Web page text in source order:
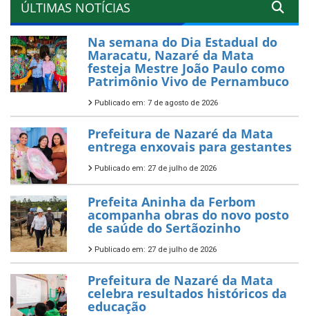
ÚLTIMAS NOTÍCIAS
Na semana do Dia Estadual do
Maracatu, Nazaré da Mata
festeja Mestre João Paulo como
Patrimônio Vivo de Pernambuco
Publicado em: 7 de agosto de 2026
Prefeitura de Nazaré da Mata
entrega enxovais para gestantes
Publicado em: 27 de julho de 2026
Prefeita Aninha da Ferbom
acompanha obras do novo posto
de saúde do Sertãozinho
Publicado em: 27 de julho de 2026
Prefeitura de Nazaré da Mata
celebra resultados históricos da
educação